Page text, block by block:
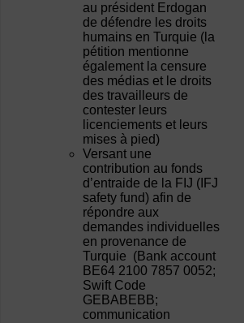
au président Erdogan
de défendre les droits
humains en Turquie (la
pétition mentionne
également la censure
des médias et le droits
des travailleurs de
contester leurs
licenciements et leurs
mises à pied)
Versant une
contribution au fonds
d’entraide de la FIJ (IFJ
safety fund) afin de
répondre aux
demandes individuelles
en provenance de
Turquie (Bank account
BE64 2100 7857 0052;
Swift Code
GEBABEBB;
communication